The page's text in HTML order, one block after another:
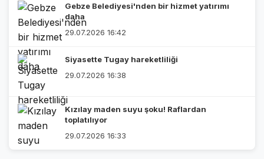
Gebze Belediyesi'nden bir hizmet yatırımı
daha
29.07.2026 16:42
Siyasette Tugay hareketliliği
29.07.2026 16:38
Kızılay maden suyu şoku! Raflardan
toplatılıyor
29.07.2026 16:33